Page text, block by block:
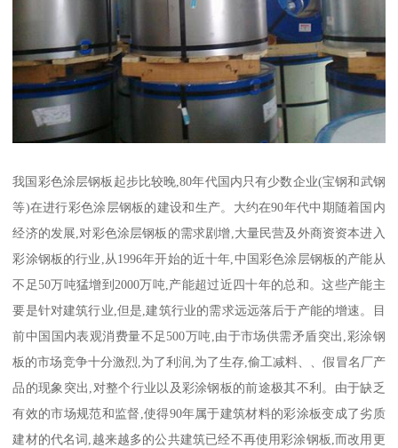
我国彩色涂层钢板起步比较晚,80年代国内只有少数企业(宝钢和武钢
等)在进行彩色涂层钢板的建设和生产。大约在90年代中期随着国内
经济的发展,对彩色涂层钢板的需求剧增,大量民营及外商资资本进入
彩涂钢板的行业,从1996年开始的近十年,中国彩色涂层钢板的产能从
不足50万吨猛增到2000万吨,产能超过近四十年的总和。这些产能主
要是针对建筑行业,但是,建筑行业的需求远远落后于产能的增速。目
前中国国内表观消费量不足500万吨,由于市场供需矛盾突出,彩涂钢
板的市场竞争十分激烈,为了利润,为了生存,偷工减料、、假冒名厂产
品的现象突出,对整个行业以及彩涂钢板的前途极其不利。由于缺乏
有效的市场规范和监督,使得90年属于建筑材料的彩涂板变成了劣质
建材的代名词,越来越多的公共建筑已经不再使用彩涂钢板,而改用更